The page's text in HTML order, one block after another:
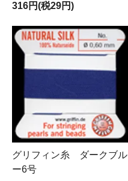
316円(税29円)
グリフィン糸 ダークブル
ー6号